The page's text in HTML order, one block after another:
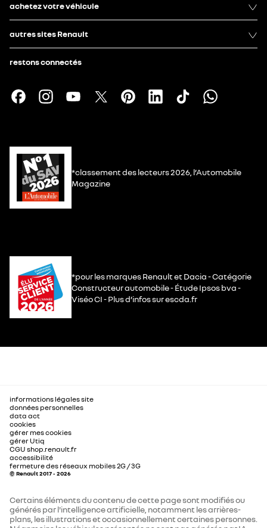
achetez votre véhicule
autres sites Renault
restons connectés
*classement des lecteurs 2026, l’Automobile
Magazine
*pour les marques Renault et Dacia - Catégorie
Constructeur automobile - Étude Ipsos bva -
Viséo CI - Plus d’infos sur escda.fr
informations légales site
données personnelles
data act
cookies
gérer mes cookies
gérer Utiq
CGU shop.renault.fr
accessibilité
fermeture des réseaux mobiles 2G / 3G
© Renault 2017 - 2026
Certains éléments du contenu de cette page sont modifiés ou
générés par l'intelligence artificielle, notamment les arrières-
plans, les illustrations et occasionnellement certaines personnes.